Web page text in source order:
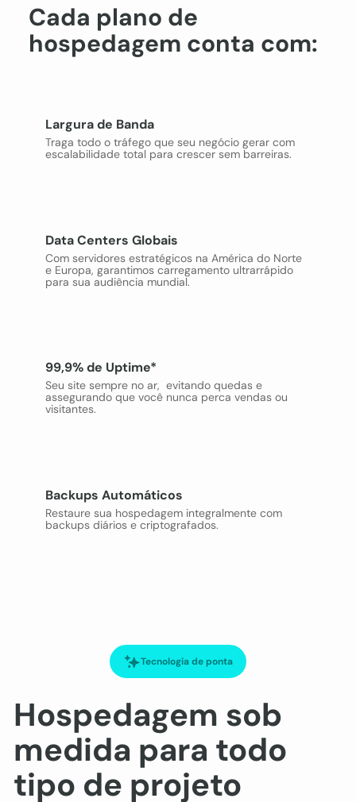
Cada plano de
hospedagem conta com:
Largura de Banda
Traga todo o tráfego que seu negócio gerar com
escalabilidade total para crescer sem barreiras.
Data Centers Globais
Com servidores estratégicos na América do Norte
e Europa, garantimos carregamento ultrarrápido
para sua audiência mundial.
99,9% de Uptime*
Seu site sempre no ar, evitando quedas e
assegurando que você nunca perca vendas ou
visitantes.
Backups Automáticos
Restaure sua hospedagem integralmente com
backups diários e criptografados.
Tecnologia de ponta
Hospedagem sob
medida para todo
tipo de projeto